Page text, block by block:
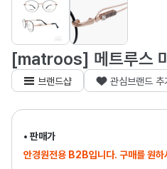
[matroos] 메트루스
브랜드샵 관심브랜드 추
• 판매가
안경원전용 B2B입니다. 구매를 원하